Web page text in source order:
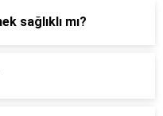
sağlıklı mı?